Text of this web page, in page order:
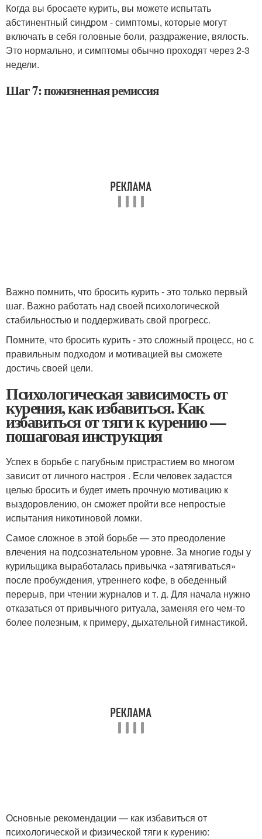
Когда вы бросаете курить, вы можете испытать
абстинентный синдром - симптомы, которые могут
включать в себя головные боли, раздражение, вялость.
Это нормально, и симптомы обычно проходят через 2-3
недели.
Шаг 7: пожизненная ремиссия
Важно помнить, что бросить курить - это только первый
шаг. Важно работать над своей психологической
стабильностью и поддерживать свой прогресс.
Помните, что бросить курить - это сложный процесс, но с
правильным подходом и мотивацией вы сможете
достичь своей цели.
Психологическая зависимость от
курения, как избавиться. Как
избавиться от тяги к курению —
пошаговая инструкция
Успех в борьбе с пагубным пристрастием во многом
зависит от личного настроя . Если человек задастся
целью бросить и будет иметь прочную мотивацию к
выздоровлению, он сможет пройти все непростые
испытания никотиновой ломки.
Самое сложное в этой борьбе — это преодоление
влечения на подсознательном уровне. За многие годы у
курильщика выработалась привычка «затягиваться»
после пробуждения, утреннего кофе, в обеденный
перерыв, при чтении журналов и т. д. Для начала нужно
отказаться от привычного ритуала, заменяя его чем-то
более полезным, к примеру, дыхательной гимнастикой.
Основные рекомендации — как избавиться от
психологической и физической тяги к курению: